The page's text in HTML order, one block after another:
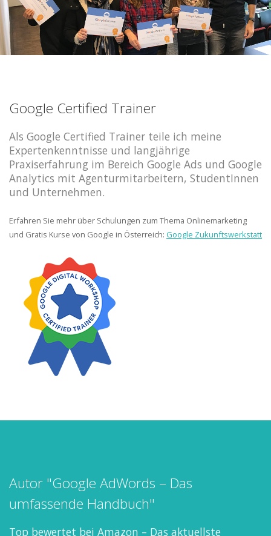
Google Certified Trainer
Als Google Certified Trainer teile ich meine
Expertenkenntnisse und langjährige
Praxiserfahrung im Bereich Google Ads und Google
Analytics mit Agenturmitarbeitern, StudentInnen
und Unternehmen.
Erfahren Sie mehr über Schulungen zum Thema Onlinemarketing
und Gratis Kurse von Google in Österreich: Google Zukunftswerkstatt
Autor "Google AdWords – Das
umfassende Handbuch"
Top bewertet bei Amazon – Das aktuellste